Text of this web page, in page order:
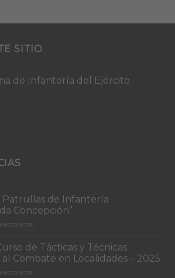
SITIO
de Infantería del Ejército
Patrullas de Infantería
Concepción”
en
de
Patrullas
de
Infantería
de Tácticas y Técnicas
Combate en Localidades – 2025
en